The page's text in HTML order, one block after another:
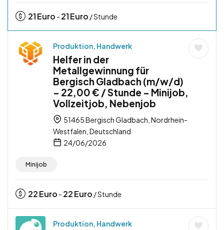
21Euro - 21Euro / Stunde
Produktion, Handwerk
Helfer in der
Metallgewinnung für
Bergisch Gladbach (m/w/d)
– 22,00 € / Stunde – Minijob,
Vollzeitjob, Nebenjob
51465 Bergisch Gladbach, Nordrhein-
Westfalen, Deutschland
24/06/2026
Minijob
22Euro - 22Euro / Stunde
Produktion, Handwerk